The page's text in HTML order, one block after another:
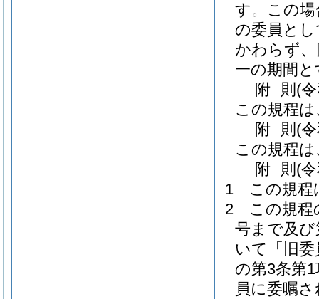
す。 この
の委員と
かわらず
一の期間
附 則 (
この規程
附 則 (
この規程
附 則 (
1
この規程
2
この規程
号まで及
いて「旧
の第3条第
員に委嘱